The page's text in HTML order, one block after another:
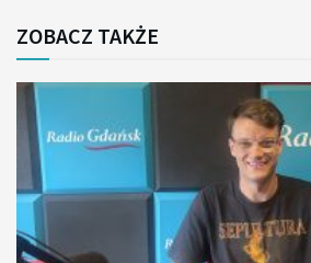
ZOBACZ TAKŻE